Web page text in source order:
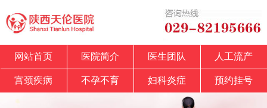
网站首页 医院简介 医生团队 人工流产
宫颈疾病 不孕不育 妇科炎症 预约挂号